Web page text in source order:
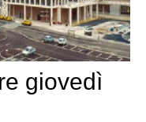
giovedì